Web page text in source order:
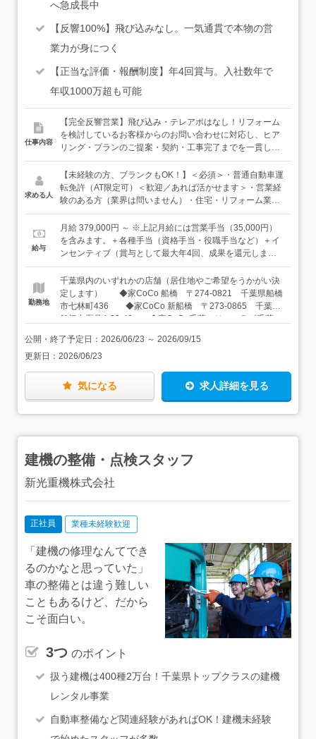
へ急成長中
【反響100%】飛び込みなし。一気通貫で本物の営
業力が身につく
【正当な評価・報酬制度】年4回賞与。入社数年で
年収1000万超も可能
仕事内容
【完全反響営業】飛び込み・テレアポはなし！リフォーム
を検討しているお客様からのお問い合わせに対応し、ヒア
リング・プランのご提案・契約・工事完了までを一貫して
サポートする仕事です。＜仕事の流れ＞お客様からお問い
合わせ↓ご要望・お困りごとのヒアリング↓プランのご提
案・見積書の作成↓ご契約・資材発注・各種手続き↓工事中
の進捗確認・お引き渡し・アフターフォロー★チームで最
案件：ご契約前後から専任の「施工管理担当」と密に連
携。現場管理はプロにバトンタッチしますが、お客様の想
いを一番知っている営業として、最後まで投げやりにせず
どの現場管理まで一貫してプロデュース！全体を見通すマ
ルチなスキルが早くから身につきます。★現場を支えるの
は、長年信頼を培ってきた専属の職人たち当社の職人さん
は、長年のお付き合いがある「気心の知れたプロ」ばか
り。「未経験の営業だから」と無下にされることは一切あ
育てる環境があります。住宅や建築の知識はゼロからでも
大丈夫。まずは先輩の商談に同行し、ヒアリングのコツや
提案の組み立て方を現場で学びます。新商品の設備など、
学ぶべきことは確かに多いですが、それはすべてあなたの
ートの先輩が多いからこそ、つまずくポイントを理解した
手厚いフォローが自慢です。＜慣れてきたら…＞成果をし
っかり評価する制度が整っており、年功序列ではなく早い
段階での昇進・昇給も可能です。入社3年でチームリーダ
ー、入社5年で店長への昇格実績もあります。＜キャリア
パス＞当社は住宅建築に関わる5事業を展開しています。
さまざまな業種と職種があるため、社内でのキャリアチェ
ンジが可能です。面接時にお気軽にご相談ください。「ま
きましょう。
求める人
【未経験の方、ブランクもOK！】＜必須＞・普通自動車運
転免許（AT限定可）＜歓迎／あれば活かせます＞・営業経
験のある方（業界は問いません）・住宅・リフォーム業界
での経験のある方＜特に歓迎するポテンシャル・経験＞・
目標達成に向けて自発的に行動できる方・何かしらの顧客
折衝経験（営業、アパレル、飲食などの接客・サービス
業）がある方※「これまでは個人の売上が評価に直結しな
大歓迎です。＜こんな方にピッタリです＞・お客様と関わ
ることが好きな方・仕事とプライベートどちらも充実させ
たい方・頑張りがちゃんと評価される職場で働きたい方★
接客業やサービス業などの経験がある方は活かせます！ア
パレル業、飲食業から転職した先輩もいます。★リフォー
ム業界で施工管理として働いていた方も、経験を活かして
キャリアチェンジできる環境です。
給与
月給 379,000円 ～ ※上記月給には営業手当（35,000円）
を含みます。＋各種手当（資格手当・役職手当など）＋イ
ンセンティブ（賞与として最大年4回、成果を還元しま
す）※経験や能力などを考慮のうえ、決定いたします。入
社1年目は前職給与保証します（規定あり）。＜年収例＞
年収513万円／入社1年目 29歳年収840万円／入社7年目 31
歳年収1,100万円／入社6年目 38歳
勤務地
千葉県内のいずれかの店舗（居住地やご希望をうかがい決
定します） ◆家CoCo 船橋 〒274-0821 千葉県船橋
市七林町436 ◆家CoCo 新船橋 〒273-0865 千葉県
船橋市夏見4-23-40 ◆家CoCo千葉／リフォラボ千葉
CoCo 八千代 〒276-0046 千葉県八千代市大和田新田
103-34 ◆家CoCo Bay幕張／リフォラボBay幕張 〒
街 ◆家CoCo 成田／リフォラボ成田 〒286-0048 千
葉県成田市公津の杜1-27-1（TOTO成田ショールーム
千葉県船橋市薬円台2-23-7 ★車通勤OK（駐車場完備）
公開・終了予定日： 2026/06/23 ～ 2026/09/15
更新日： 2026/06/23
気になる 求人詳細を見る
建機の整備・点検スタッフ
新光重機株式会社
正社員 業種未経験歓迎
「建機の修理なんてでき
るのかなと思っていた」
車の整備とは違う難しい
こともあるけど、だから
こそ面白い。
3つ のポイント
扱う建機は400種2万台！千葉県トップクラスの建機
レンタル事業
自動車整備など関連経験があればOK！建機未経験